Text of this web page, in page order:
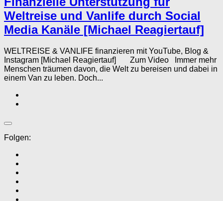
Weltreise und Vanlife durch Social
Media Kanäle [Michael Reagiertauf]
WELTREISE & VANLIFE finanzieren mit YouTube, Blog &
Instagram [Michael Reagiertauf] Zum Video Immer mehr
Menschen träumen davon, die Welt zu bereisen und dabei in
einem Van zu leben. Doch...
Folgen: